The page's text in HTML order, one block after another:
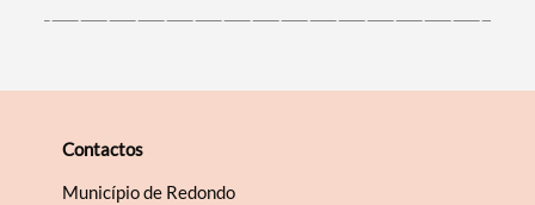
Contactos
Município de Redondo